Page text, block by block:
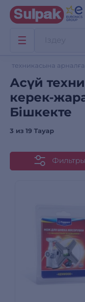
техникасына
Асүй
керек-
Бішкекте
3 из 19 Тауар
Фильтры